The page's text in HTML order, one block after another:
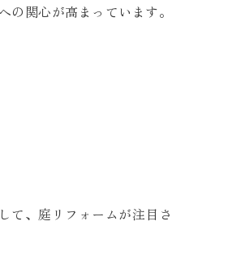
関心が高まっています。
て、庭リフォームが注目さ